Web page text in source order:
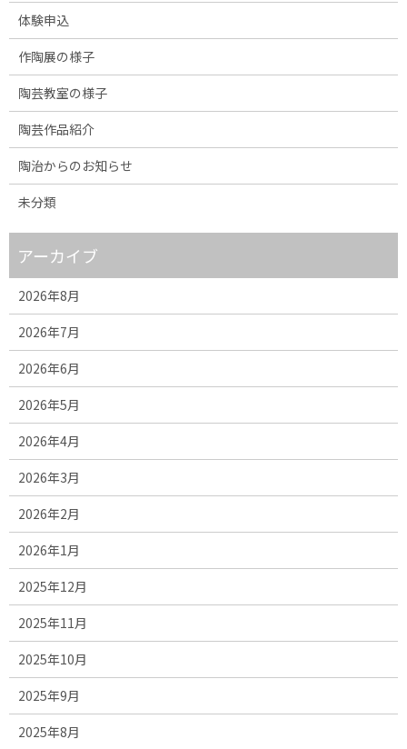
体験申込
作陶展の様子
陶芸教室の様子
陶芸作品紹介
陶治からのお知らせ
未分類
アーカイブ
2026年8月
2026年7月
2026年6月
2026年5月
2026年4月
2026年3月
2026年2月
2026年1月
2025年12月
2025年11月
2025年10月
2025年9月
2025年8月